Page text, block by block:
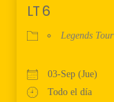
LT 6
Legends Tour
03-Sep (Jue)
Todo el día